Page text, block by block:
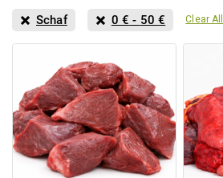
Schaf 0€ - 50€ Clear All